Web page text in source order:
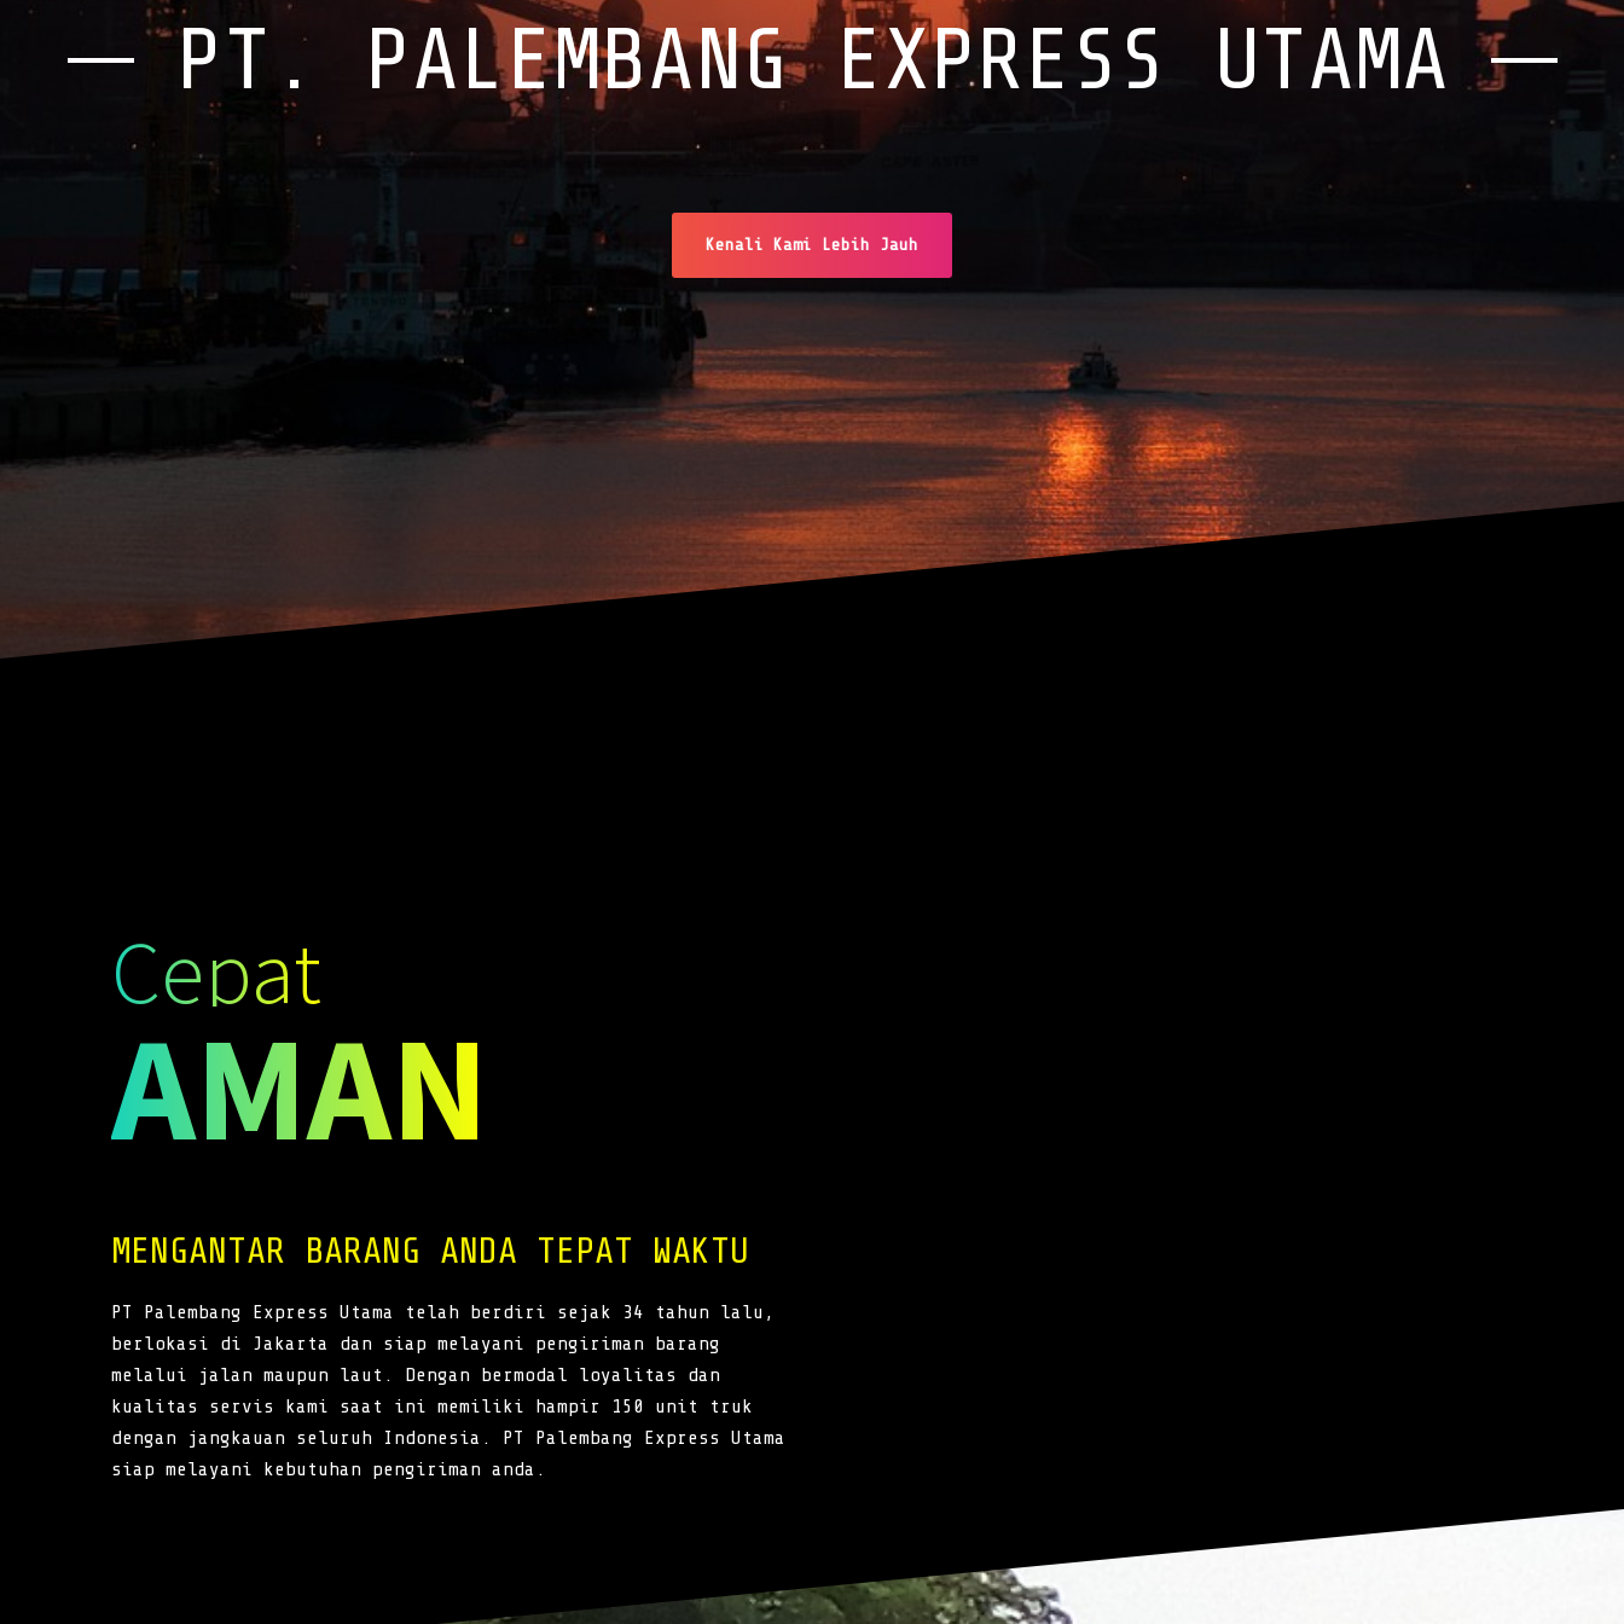
PT. PALEMBANG EXPRESS UTAMA
Kenali Kami Lebih Jauh
Cepat
AMAN
MENGANTAR BARANG ANDA TEPAT WAKTU
PT Palembang Express Utama telah berdiri sejak 34 tahun lalu,
berlokasi di Jakarta dan siap melayani pengiriman barang
melalui jalan maupun laut. Dengan bermodal loyalitas dan
kualitas servis kami saat ini memiliki hampir 150 unit truk
dengan jangkauan seluruh Indonesia. PT Palembang Express Utama
siap melayani kebutuhan pengiriman anda.